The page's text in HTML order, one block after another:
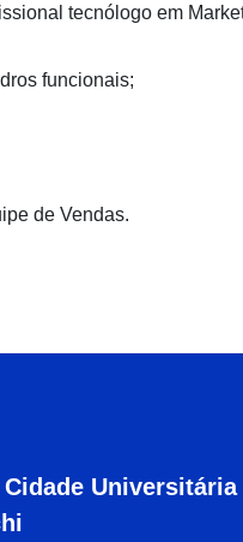
tecnólogo em
funcionais;
de Vendas.
Cidade